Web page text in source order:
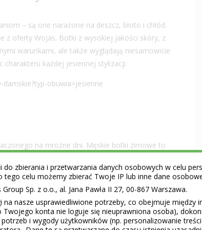
– są one narażone na deszcz, błoto i chłód.
z oferty Wojas. Botki z wysokiej jakości skóry, z
warunkami, ale także wyglądają niesamowicie
każdej jesiennej stylizacji.
obuwia=jesienne
na mroźne dni. Męskie botki zimowe to
ale przede wszystkim stylem. W połączeniu z
damskie
zbierania i przetwarzania danych osobowych w celu
celu możemy zbierać Twoje IP lub inne dane
Sp. z o.o., al. Jana Pawła II 27, 00-867 Warszawa.
nasze usprawiedliwione potrzeby, co obejmuje między
Twojego konta nie loguje się nieuprawniona osoba),
i wygody użytkowników (np. personalizowanie